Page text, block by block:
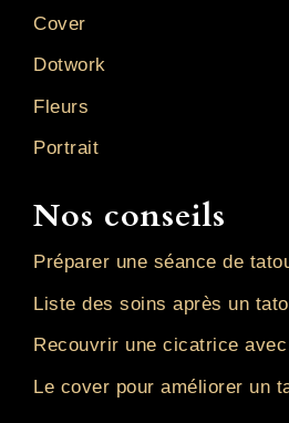
Cover
Dotwork
Fleurs
Portrait
Nos conseils
Préparer une séance de
Liste des soins après un
Recouvrir une cicatrice
Le cover pour améliorer un